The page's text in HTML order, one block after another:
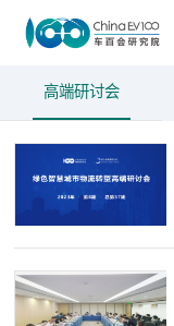
高端研讨会